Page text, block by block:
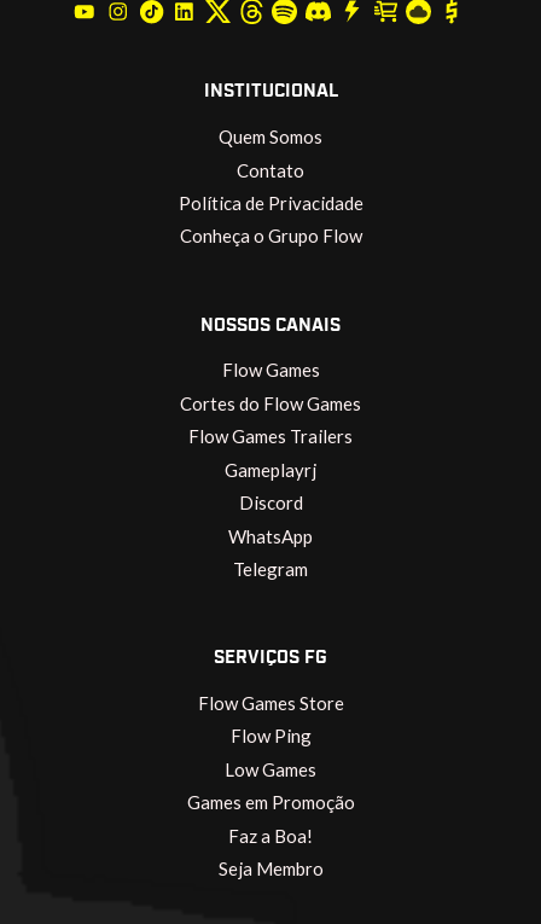
INSTITUCIONAL
Quem Somos
Contato
Política de Privacidade
Conheça o Grupo Flow
NOSSOS CANAIS
Flow Games
Cortes do Flow Games
Flow Games Trailers
Gameplayrj
Discord
WhatsApp
Telegram
SERVIÇOS FG
Flow Games Store
Flow Ping
Low Games
Games em Promoção
Faz a Boa!
Seja Membro